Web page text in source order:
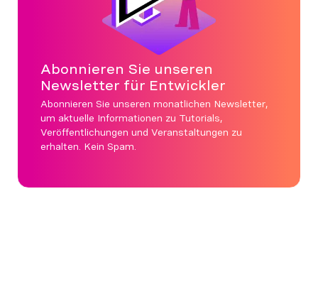
Abonnieren Sie unseren
Newsletter für Entwickler
Abonnieren Sie unseren monatlichen Newsletter,
um aktuelle Informationen zu Tutorials,
Veröffentlichungen und Veranstaltungen zu
erhalten. Kein Spam.